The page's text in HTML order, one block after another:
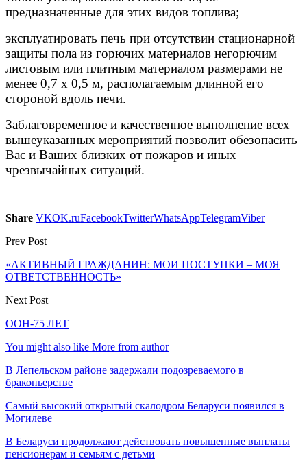
предназначенные для этих видов топлива;
эксплуатировать печь при отсутствии стационарной
защиты пола из горючих материалов негорючим
листовым или плитным материалом размерами не
менее 0,7 x 0,5 м, располагаемым длинной его
стороной вдоль печи.
Заблаговременное и качественное выполнение всех
вышеуказанных мероприятий позволит обезопасить
Вас и Ваших близких от пожаров и иных
чрезвычайных ситуаций.
Share VKOK.ruFacebookTwitterWhatsAppTelegramViber
Prev Post
«АКТИВНЫЙ ГРАЖДАНИН: МОИ ПОСТУПКИ – МОЯ
ОТВЕТСТВЕННОСТЬ»
Next Post
ООН-75 ЛЕТ
You might also like More from author
В Лепельском районе задержали подозреваемого в
браконьерстве
Самый высокий открытый скалодром Беларуси появился в
Могилеве
В Беларуси продолжают действовать повышенные выплаты
пенсионерам и семьям с детьми